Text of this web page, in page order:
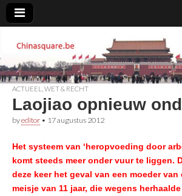
ACTUEEL WET & RECHT
Laojiao opnieuw
byeditor • 17 augustus 2012
Het systeem van ‘heropvoeding door
komt steeds meer onder vuur te liggen.
deze keer het geval van een moeder van
meisje van 11 jaar, die wegens